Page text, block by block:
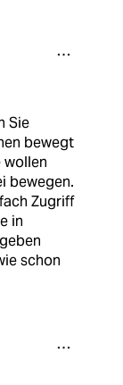
Sie
bewegt
wollen
bewegen.
Zugriff
in
schon